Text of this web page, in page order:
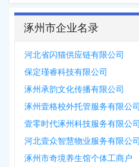
涿州市企业名录
河北省闪猫供应链有限公司
保定瑾睿科技有限公司
涿州承韵文化传播有限公司
涿州壹格校外托管服务有限公司
壹零时代涿州科技服务有限公司
河北壹众智慧物业服务有限公司
涿州市奇境养生馆个体工商户